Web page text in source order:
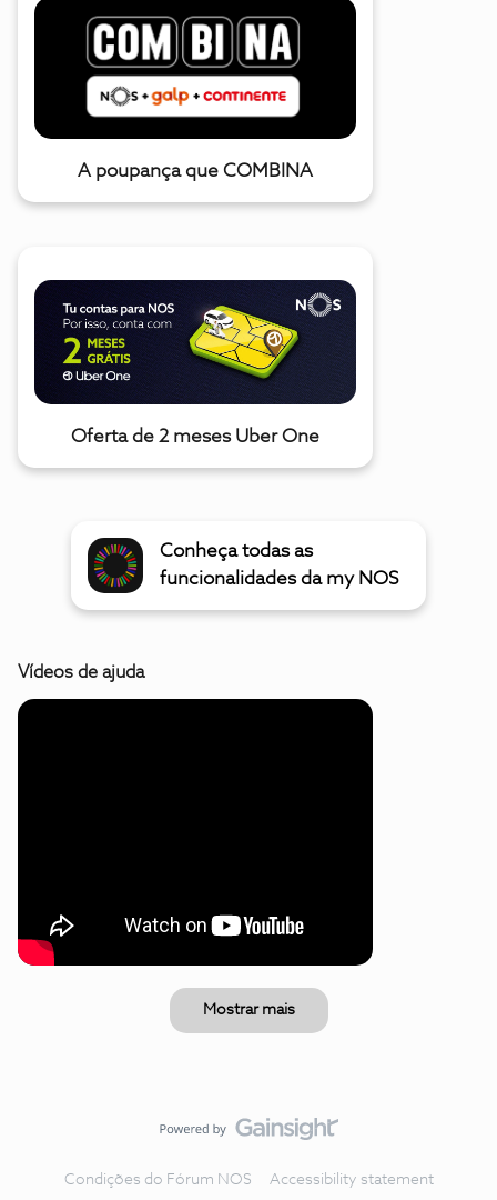
A poupança que COMBINA
Oferta de 2 meses Uber One
Conheça todas as
funcionalidades da my NOS
Vídeos de ajuda
Mostrar mais
Condições do Fórum NOS Accessibility statement